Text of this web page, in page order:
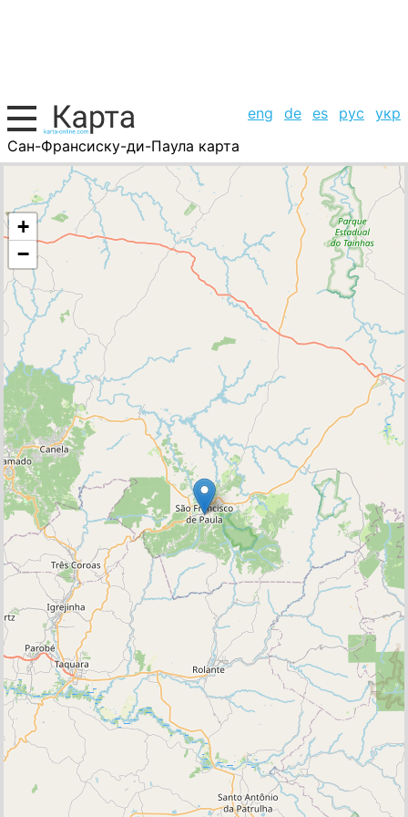
eng de es рус
укр
Сан-Франсиску-ди-Паула карта
Бразилия, список городов
+
−